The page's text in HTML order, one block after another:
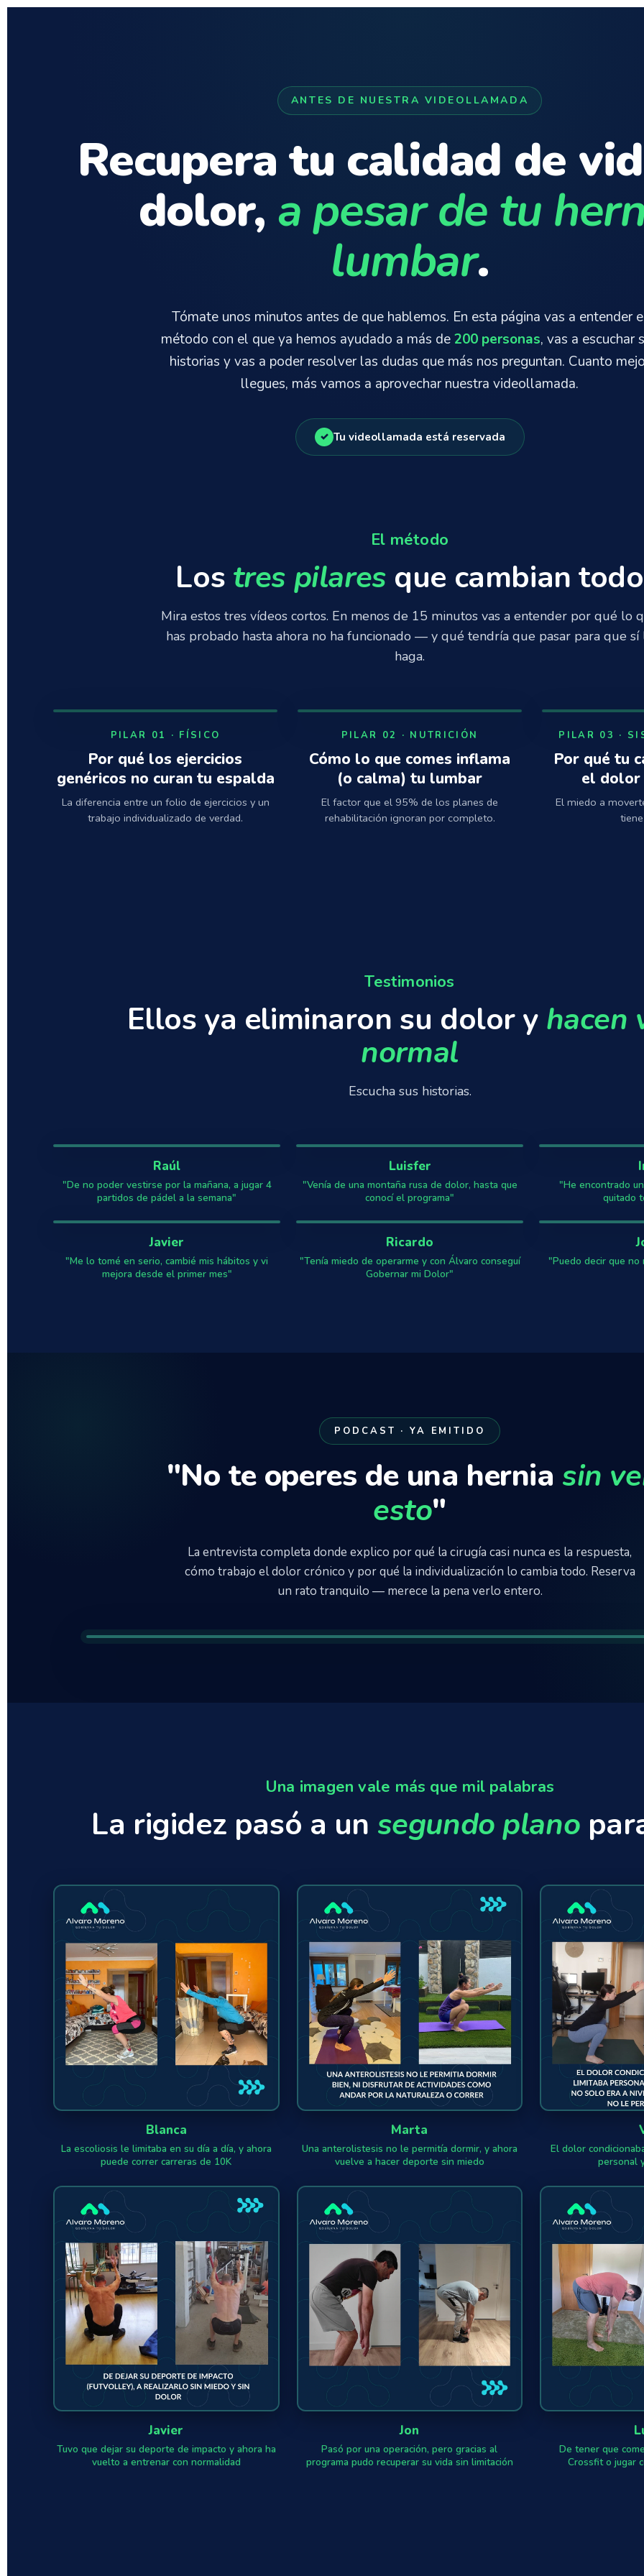
ANTES DE NUESTRA VIDEOLLAMADA
Recupera tu calidad de
dolor, a pesar de tu
lumbar.
Tómate unos minutos antes de que hablemos. En esta página vas a entender
método con el que ya hemos ayudado a más de200 personas, vas a escuchar
historias y vas a poder resolver las dudas que más nos preguntan. Cuanto
llegues, más vamos a aprovechar nuestra videollamada.
✓ Tu videollamada está reservada
El método
Los tres pilares que cambian todo
Mira estos tres vídeos cortos. En menos de 15 minutos vas a entender por qué lo
has probado hasta ahora no ha funcionado — y qué tendría que pasar para que sí
haga.
PILAR 01 · FÍSICO
Por qué los ejercicios
genéricos no curan tu espalda
La diferencia entre un folio de ejercicios y un
trabajo individualizado de verdad.
PILAR 02 · NUTRICIÓN
Cómo lo que comes inflama
(o calma) tu lumbar
El factor que el 95% de los planes de
rehabilitación ignoran por completo.
PILAR 03 ·
Por qué tu
el dolor
El miedo a
Testimonios
Ellos ya eliminaron su dolor y hacen
normal
Escucha sus historias.
Raúl
"De no poder vestirse por la mañana, a jugar 4
partidos de pádel a la semana"
Luisfer
"Venía de una montaña rusa de dolor, hasta que
conocí el programa"
"He encontrado
quitado
Javier
"Me lo tomé en serio, cambié mis hábitos y vi
mejora desde el primer mes"
Ricardo
"Tenía miedo de operarme y con Álvaro conseguí
Gobernar mi Dolor"
"Puedo decir que no
PODCAST · YA EMITIDO
"No te operes de una hernia sin
esto"
La entrevista completa donde explico por qué la cirugía casi nunca es la respuesta,
cómo trabajo el dolor crónico y por qué la individualización lo cambia todo. Reserva
un rato tranquilo — merece la pena verlo entero.
Una imagen vale más que mil palabras
La rigidez pasó a un segundo plano
Blanca
La escoliosis le limitaba en su día a día, y ahora
puede correr carreras de 10K
Marta
Una anterolistesis no le permitía dormir, y ahora
vuelve a hacer deporte sin miedo
El dolor
personal
Javier
Tuvo que dejar su deporte de impacto y ahora ha
vuelto a entrenar con normalidad
Jon
Pasó por una operación, pero gracias al
programa pudo recuperar su vida sin limitación
De tener que
Crossfit o jugar